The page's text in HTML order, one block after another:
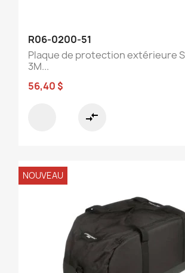
R06-0200-51
Plaque de protection extérieure
3M...
56,40 $
compare_arrows
NOUVEAU